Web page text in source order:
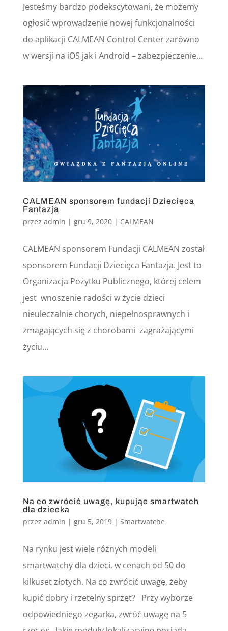
Jesteśmy bardzo podekscytowani, że możemy
ogłosić wprowadzenie nowej funkcjonalności
do aplikacji CALMEAN Control Center zarówno
w wersji na iOS jak i Android – zabezpieczenie...
CALMEAN sponsorem fundacji Dziecięca
Fantazja
przez admin | gru 9, 2020| CALMEAN
CALMEAN sponsorem Fundacji CALMEAN został
sponsorem Fundacji Dziecięca Fantazja. Jest to
Organizacja Pożytku Publicznego, której celem
jest wnoszenie radości w życie dzieci
nieuleczalnie chorych, niepełnosprawnych i
zmagających się z chorobami zagrażającymi
życiu...
Na co zwrócić uwagę, kupując smartwatch
dla dziecka
przez admin | gru 5, 2019| Smartwatche
Na rynku jest wiele różnych modeli
smartwatchy dla dzieci, w cenach od 50 do
kilkuset złotych. Na co zwrócić uwagę, żeby
kupić dobry i rzetelny sprzęt? Przy wyborze
odpowiedniego zegarka, zwróć uwagę na 5